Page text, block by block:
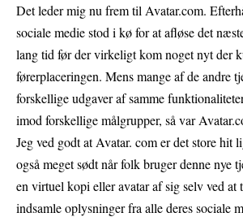
Det leder mig nu frem til Avatar.com.
sociale medie stod i kø for at afløse det
lang tid før der virkeligt kom noget nyt der
førerplaceringen. Mens mange af de andre
forskellige udgaver af samme
imod forskellige målgrupper, så var
Jeg ved godt at Avatar. com er det store hit
også meget sødt når folk bruger denne nye
en virtuel kopi eller avatar af sig selv ved at
indsamle oplysninger fra alle deres sociale